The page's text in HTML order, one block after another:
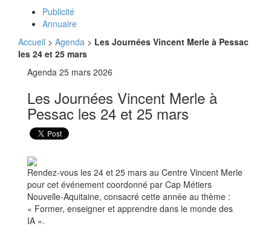
Publicité
Annuaire
Accueil > Agenda > Les Journées Vincent Merle à Pessac
les 24 et 25 mars
Agenda 25 mars 2026
Les Journées Vincent Merle à
Pessac les 24 et 25 mars
Rendez-vous les 24 et 25 mars au Centre Vincent Merle
pour cet événement coordonné par Cap Métiers
Nouvelle-Aquitaine, consacré cette année au thème :
« Former, enseigner et apprendre dans le monde des
IA ».